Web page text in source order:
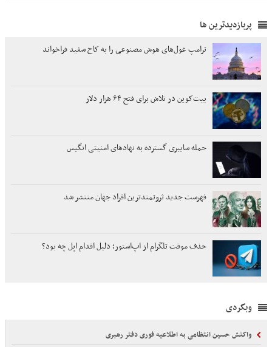
پربازدیدترین ها
ترامپ غول‌های هوش مصنوعی را به کاخ سفید فراخواند
بیت‌کوین در تلاش برای فتح ۶۴ هزار دلار
حمله سایبری گسترده به نهادهای امنیتی انگیس
فهرست جدید ثروتمندترین افراد جهان منتشر شد
حذف موقت تلگرام از اپ‌استور؛ دلیل اقدام اپل چه بود؟
وبگردی
واکنش حسین انتظامی به اطلاعیه فوری دفتر رهبری